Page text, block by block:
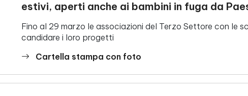
estivi, aperti anche ai bambini in fuga da
Fino al 29 marzo le associazioni del Terzo Settore con le
candidare i loro progetti
Cartella stampa con foto